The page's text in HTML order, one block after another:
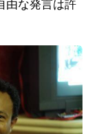
由な発言は許